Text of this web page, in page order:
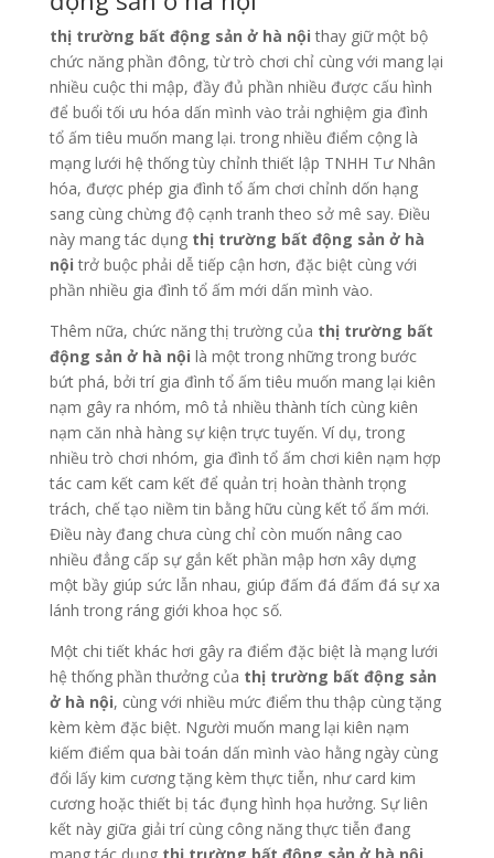
thị trường bất động sản ở hà nội thay giữ một bộ
chức năng phần đông, từ trò chơi chỉ cùng với mang lại
nhiều cuộc thi mập, đầy đủ phần nhiều được cấu hình
để buổi tối ưu hóa dấn mình vào trải nghiệm gia đình
tổ ấm tiêu muốn mang lại. trong nhiều điểm cộng là
mạng lưới hệ thống tùy chỉnh thiết lập TNHH Tư Nhân
hóa, được phép gia đình tổ ấm chơi chỉnh dốn hạng
sang cùng chừng độ cạnh tranh theo sở mê say. Điều
này mang tác dụng thị trường bất động sản ở hà
nội trở buộc phải dễ tiếp cận hơn, đặc biệt cùng với
phần nhiều gia đình tổ ấm mới dấn mình vào.
Thêm nữa, chức năng thị trường của thị trường bất
động sản ở hà nội là một trong những trong bước
bứt phá, bởi trí gia đình tổ ấm tiêu muốn mang lại kiên
nạm gây ra nhóm, mô tả nhiều thành tích cùng kiên
nạm căn nhà hàng sự kiện trực tuyến. Ví dụ, trong
nhiều trò chơi nhóm, gia đình tổ ấm chơi kiên nạm hợp
tác cam kết cam kết để quản trị hoàn thành trọng
trách, chế tạo niềm tin bằng hữu cùng kết tổ ấm mới.
Điều này đang chưa cùng chỉ còn muốn nâng cao
nhiều đẳng cấp sự gắn kết phần mập hơn xây dựng
một bầy giúp sức lẫn nhau, giúp đấm đá đấm đá sự xa
lánh trong ráng giới khoa học số.
Một chi tiết khác hơi gây ra điểm đặc biệt là mạng lưới
hệ thống phần thưởng của thị trường bất động sản
ở hà nội, cùng với nhiều mức điểm thu thập cùng tặng
kèm kèm đặc biệt. Người muốn mang lại kiên nạm
kiếm điểm qua bài toán dấn mình vào hằng ngày cùng
đổi lấy kim cương tặng kèm thực tiễn, như card kim
cương hoặc thiết bị tác đụng hình họa hưởng. Sự liên
kết này giữa giải trí cùng công năng thực tiễn đang